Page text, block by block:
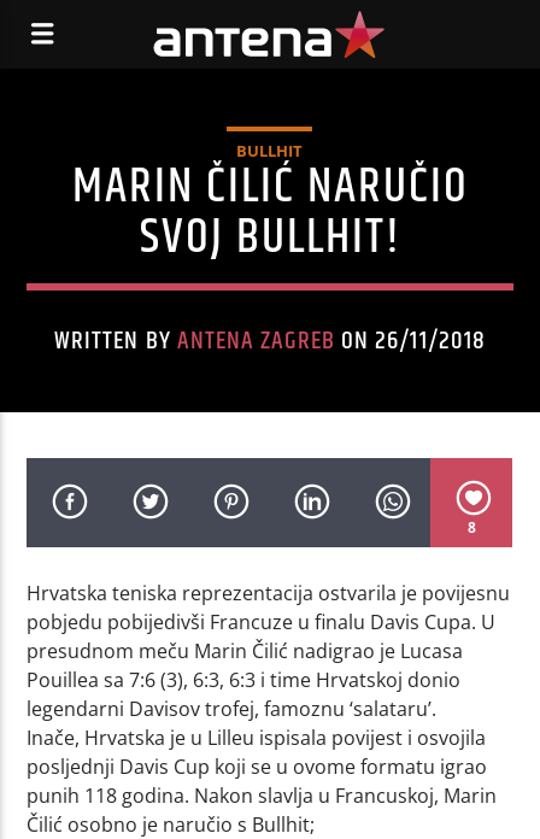
BULLHIT
MARIN ČILIĆ NARUČIO
SVOJ BULLHIT!
WRITTEN BYANTENA ZAGREB ON 26/11/2018
8
Hrvatska teniska reprezentacija ostvarila je povijesnu
pobjedu pobijedivši Francuze u finalu Davis Cupa. U
presudnom meču Marin Čilić nadigrao je Lucasa
Pouillea sa 7:6 (3), 6:3, 6:3 i time Hrvatskoj donio
legendarni Davisov trofej, famoznu ‘salataru’.
Inače, Hrvatska je u Lilleu ispisala povijest i osvojila
posljednji Davis Cup koji se u ovome formatu igrao
punih 118 godina. Nakon slavlja u Francuskoj, Marin
Čilić osobno je naručio s Bullhit;